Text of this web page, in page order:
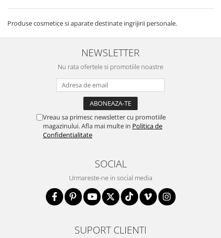
Produse cosmetice si aparate destinate ingrijirii personale.
NEWSLETTER
Nu rata ofertele si promotiile noastre
Vreau sa primesc newsletter cu promotiile
magazinului. Afla mai multe in Politica de
Confidentialitate
SOCIAL
Urmareste-ne in social media
SUPORT CLIENTI